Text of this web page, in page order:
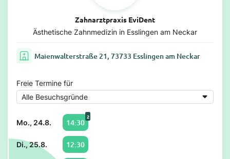
Zahnarztpraxis EviDent
Ästhetische Zahnmedizin in Esslingen am Neckar
Maienwalterstraße 21, 73733 Esslingen am Neckar
Freie Termine für
Mo., 24.8. 14:30
2
Di., 25.8. 12:30